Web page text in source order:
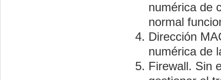
numérica de
normal
Dirección
numérica de
Firewall. Sin